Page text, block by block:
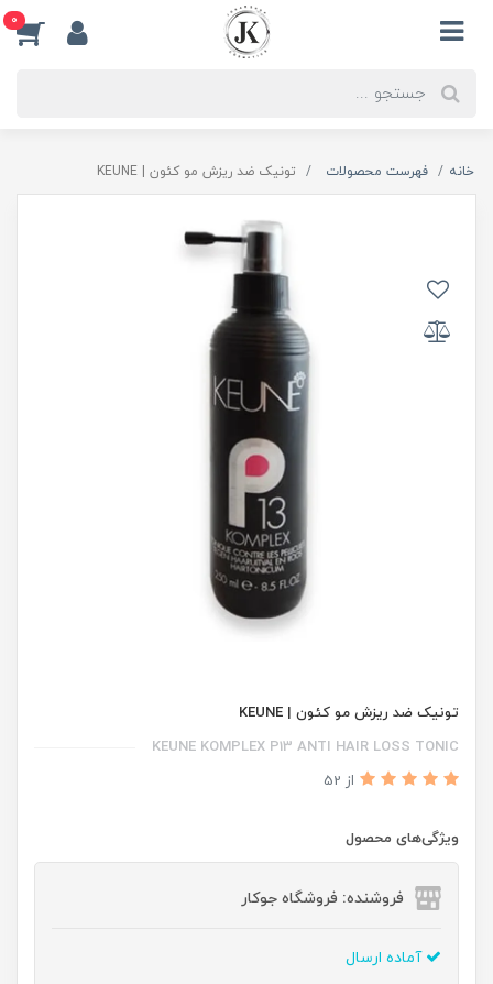
0
خانه فهرست محصولات تونیک ضد ریزش مو کئون | KEUNE
تونیک ضد ریزش مو کئون | KEUNE
KEUNE KOMPLEX P13 ANTI HAIR LOSS TONIC
از 52
ویژگی‌های محصول
فروشنده: فروشگاه جوکار
آماده ارسال